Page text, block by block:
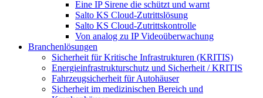
Eine IP Sirene die schützt und warnt
Salto KS Cloud-Zutrittslösung
Salto KS Cloud-Zutrittskontrolle
Von analog zu IP Videoüberwachung
Branchenlösungen
Sicherheit für Kritische Infrastrukturen (KRITIS)
Energieinfrastrukturschutz und Sicherheit / KRITIS
Fahrzeugsicherheit für Autohäuser
Sicherheit im medizinischen Bereich und